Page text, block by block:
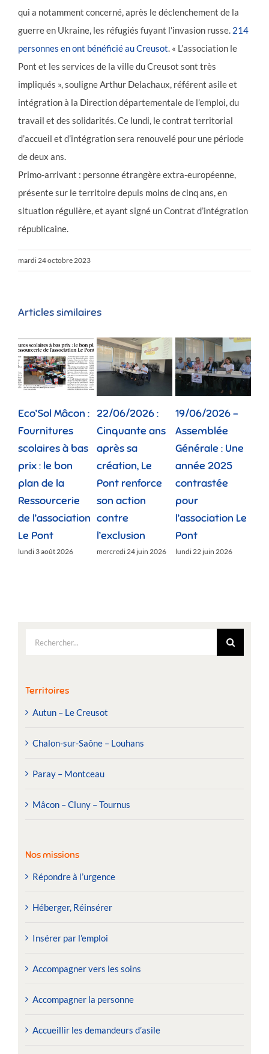
qui a notamment concerné, après le déclenchement de la
guerre en Ukraine, les réfugiés fuyant l’invasion russe. 214
personnes en ont bénéficié au Creusot. « L’association le
Pont et les services de la ville du Creusot sont très
impliqués », souligne Arthur Delachaux, référent asile et
intégration à la Direction départementale de l’emploi, du
travail et des solidarités. Ce lundi, le contrat territorial
d’accueil et d’intégration sera renouvelé pour une période
de deux ans.
Primo-arrivant : personne étrangère extra-européenne,
présente sur le territoire depuis moins de cinq ans, en
situation régulière, et ayant signé un Contrat d’intégration
républicaine.
mardi 24 octobre 2023
Articles similaires
Eco’Sol Mâcon :
Fournitures
scolaires à bas
prix : le bon
plan de la
Ressourcerie
de l’association
Le Pont
lundi 3 août 2026
22/06/2026 :
Cinquante ans
après sa
création, Le
Pont renforce
son action
contre
l’exclusion
mercredi 24 juin 2026
19/06/2026 –
Assemblée
Générale : Une
année 2025
contrastée
pour
l’association Le
Pont
lundi 22 juin 2026
Rechercher:
Territoires
Autun – Le Creusot
Chalon-sur-Saône – Louhans
Paray – Montceau
Mâcon – Cluny – Tournus
Nos missions
Répondre à l’urgence
Héberger, Réinsérer
Insérer par l’emploi
Accompagner vers les soins
Accompagner la personne
Accueillir les demandeurs d’asile